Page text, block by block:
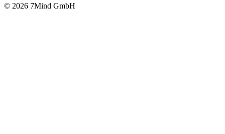
© 2026 7Mind GmbH